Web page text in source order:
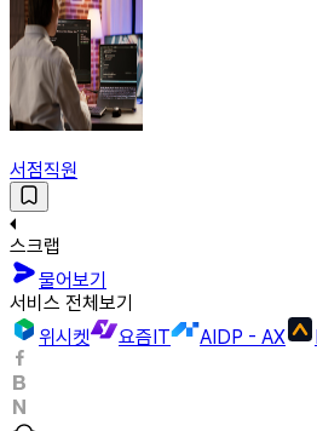
서점직원
스크랩
물어보기
서비스 전체보기
위시켓
요즘IT AIDP - AX